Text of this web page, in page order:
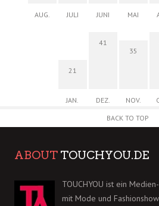
AUG. JULI JUNI MAI
21
JAN.
41
DEZ.
35
NOV.
BACK TO TOP
ABOUT TOUCHYOU.DE
TOUCHYOU ist ein
mit Mode und